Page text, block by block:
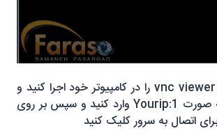
11. سپس برنامه vnc viewer را در کامپیوتر خود اجرا کنید و
IP سرور خود را به صورت Yourip:1 وارد کنید و سپس بر روی